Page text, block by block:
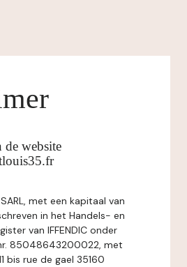
de website
met een kapitaal van
in het Handels- en
van IFFENDIC onder
85048643200022, met
bis rue de gael 35160